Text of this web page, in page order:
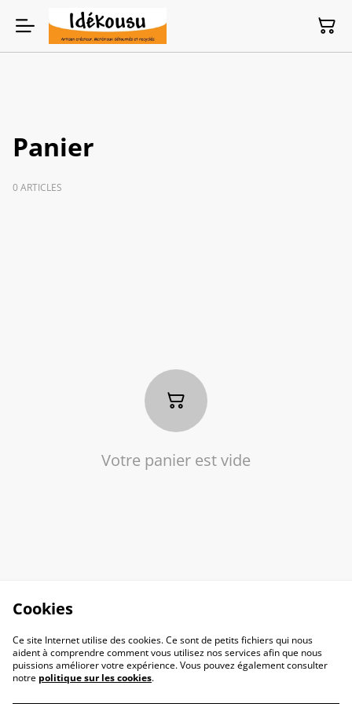
Panier
0 ARTICLES
Votre panier est vide
Cookies
Ce site Internet utilise des cookies. Ce sont de petits fichiers qui nous
aident à comprendre comment vous utilisez nos services afin que nous
puissions améliorer votre expérience. Vous pouvez également consulter
notre politique sur les cookies.